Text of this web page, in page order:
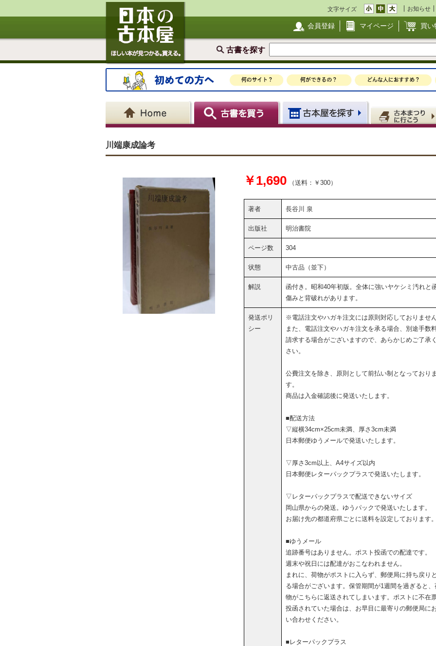
文字サイズ お知らせ
会員登録 マイページ 買い
古書を探す
川端康成論考
￥1,690 （送料：￥300）
著者 長谷川 泉
出版社 明治書院
ページ数 304
状態 中古品（並下）
解説
函付き。昭和40年初版。全体に強いヤケシミ汚れと
傷みと背破れがあります。
発送ポリ
シー
※電話注文やハガキ注文には原則対応しておりません
また、電話注文やハガキ注文を承る場合、別途手数
請求する場合がございますので、あらかじめご了承
さい。
公費注文を除き、原則として前払い制となっておりま
す。
商品は入金確認後に発送いたします。
■配送方法
▽縦横34cm×25cm未満、厚さ3cm未満
日本郵便ゆうメールで発送いたします。
▽厚さ3cm以上、A4サイズ以内
日本郵便レターパックプラスで発送いたします。
▽レターパックプラスで配送できないサイズ
岡山県からの発送。ゆうパックで発送いたします。
お届け先の都道府県ごとに送料を設定しております。
■ゆうメール
追跡番号はありません。ポスト投函での配達です。
週末や祝日には配達がおこなわれません。
まれに、荷物がポストに入らず、郵便局に持ち戻り
る場合がございます。保管期間が1週間を過ぎると、
物がこちらに返送されてしまいます。ポストに不在
投函されていた場合は、お早目に最寄りの郵便局に
い合わせください。
■レターパックプラス